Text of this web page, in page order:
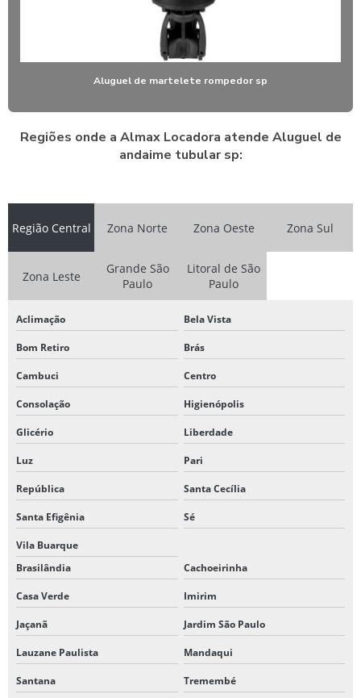
Aluguel de martelete rompedor sp
Regiões onde a Almax Locadora atende Aluguel de
andaime tubular sp:
Região Central Zona Norte Zona Oeste Zona Sul
Zona Leste
Grande São
Paulo
Litoral de São
Paulo
Aclimação Bela Vista
Bom Retiro Brás
Cambuci Centro
Consolação Higienópolis
Glicério Liberdade
Luz Pari
República Santa Cecília
Santa Efigênia Sé
Vila Buarque
Brasilândia
Cachoeirinha
Casa Verde Imirim
Jaçanã Jardim São Paulo
Lauzane Paulista Mandaqui
Santana Tremembé